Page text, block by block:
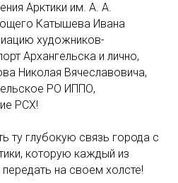
Арктики им. А. А.
Катышева Ивана
художников-
Архангельска и лично,
Николая Вячеславовича,
РО ИППО,
РСХ!
ту глубокую связь города с
которую каждый из
на своем холсте!